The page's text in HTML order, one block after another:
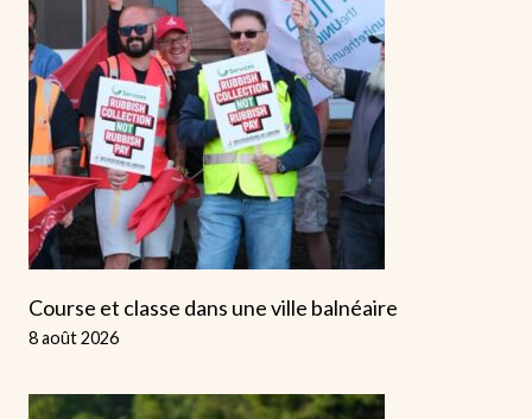
Course et classe dans une ville balnéaire
8 août 2026